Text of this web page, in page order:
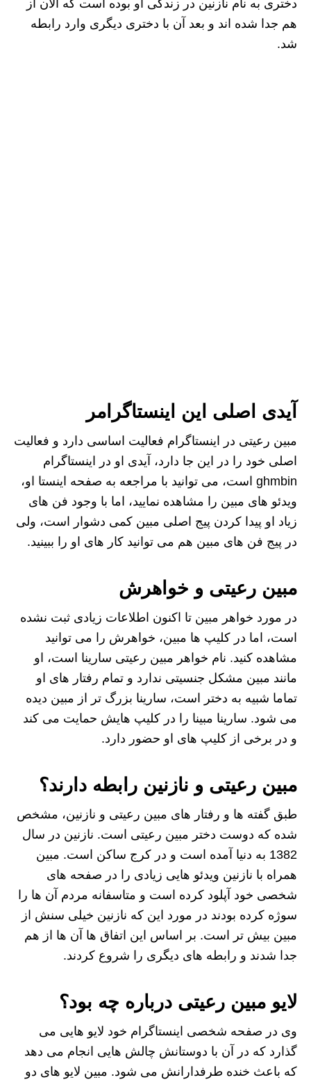
دختری به نام نازنین در زندگی او بوده است که الان از
هم جدا شده اند و بعد آن با دختری دیگری وارد رابطه
شد.
آیدی اصلی این اینستاگرامر
مبین رعیتی در اینستاگرام فعالیت اساسی دارد و فعالیت
اصلی خود را در این جا دارد، آیدی او در اینستاگرام
ghmbin است، می توانید با مراجعه به صفحه اینستا او،
ویدئو های مبین را مشاهده نمایید، اما با وجود فن های
زیاد او پیدا کردن پیج اصلی مبین کمی دشوار است، ولی
در پیج فن های مبین هم می توانید کار های او را ببینید.
مبین رعیتی و خواهرش
در مورد خواهر مبین تا اکنون اطلاعات زیادی ثبت نشده
است، اما در کلیپ ها مبین، خواهرش را می توانید
مشاهده کنید. نام خواهر مبین رعیتی سارینا است، او
مانند مبین مشکل جنسیتی ندارد و تمام رفتار های او
تماما شبیه به دختر است، سارینا بزرگ تر از مبین دیده
می شود. سارینا مبینا را در کلیپ هایش حمایت می کند
و در برخی از کلیپ های او حضور دارد.
مبین رعیتی و نازنین رابطه دارند؟
طبق گفته ها و رفتار های مبین رعیتی و نازنین، مشخص
شده که دوست دختر مبین رعیتی است. نازنین در سال
1382 به دنیا آمده است و در کرج ساکن است. مبین
همراه با نازنین ویدئو هایی زیادی را در صفحه های
شخصی خود آپلود کرده است و متاسفانه مردم آن ها را
سوژه کرده بودند در مورد این که نازنین خیلی سنش از
مبین بیش تر است. بر اساس این اتفاق ها آن ها از هم
جدا شدند و رابطه های دیگری را شروع کردند.
لایو مبین رعیتی درباره چه بود؟
وی در صفحه شخصی اینستاگرام خود لایو هایی می
گذارد که در آن با دوستانش چالش هایی انجام می دهد
که باعث خنده طرفدارانش می شود. مبین لایو های دو